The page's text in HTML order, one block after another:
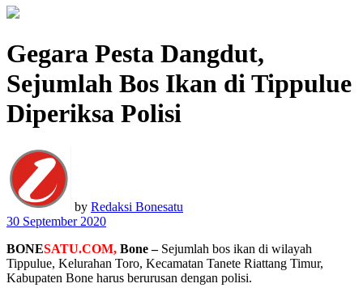
Gegara Pesta Dangdut,
Sejumlah Bos Ikan di Tippulue
Diperiksa Polisi
by Redaksi Bonesatu
30 September 2020
BONESATU.COM, Bone –Sejumlah bos ikan di wilayah
Tippulue, Kelurahan Toro, Kecamatan Tanete Riattang Timur,
Kabupaten Bone harus berurusan dengan polisi.